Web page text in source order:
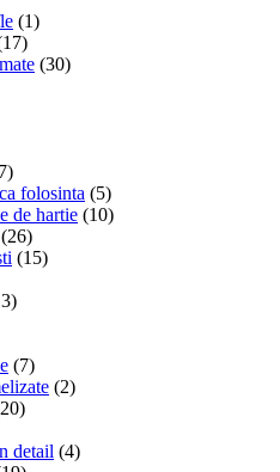
(1)
(30)
folosinta (5)
de hartie (10)
(26)
(15)
(7)
(2)
detail (4)